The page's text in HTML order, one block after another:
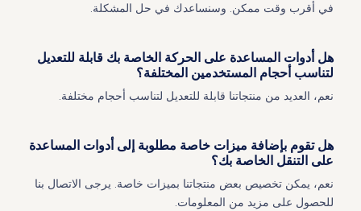
في أقرب وقت ممكن. وسنساعدك في حل المشكلة.
هل أدوات المساعدة على الحركة الخاصة بك قابلة للتعديل
لتناسب أحجام المستخدمين المختلفة؟
نعم، العديد من منتجاتنا قابلة للتعديل لتناسب أحجام مختلفة.
هل تقوم بإضافة ميزات خاصة مطلوبة إلى أدوات المساعدة
على التنقل الخاصة بك؟
نعم، يمكن تخصيص بعض منتجاتنا بميزات خاصة. يرجى الاتصال بنا
للحصول على مزيد من المعلومات.